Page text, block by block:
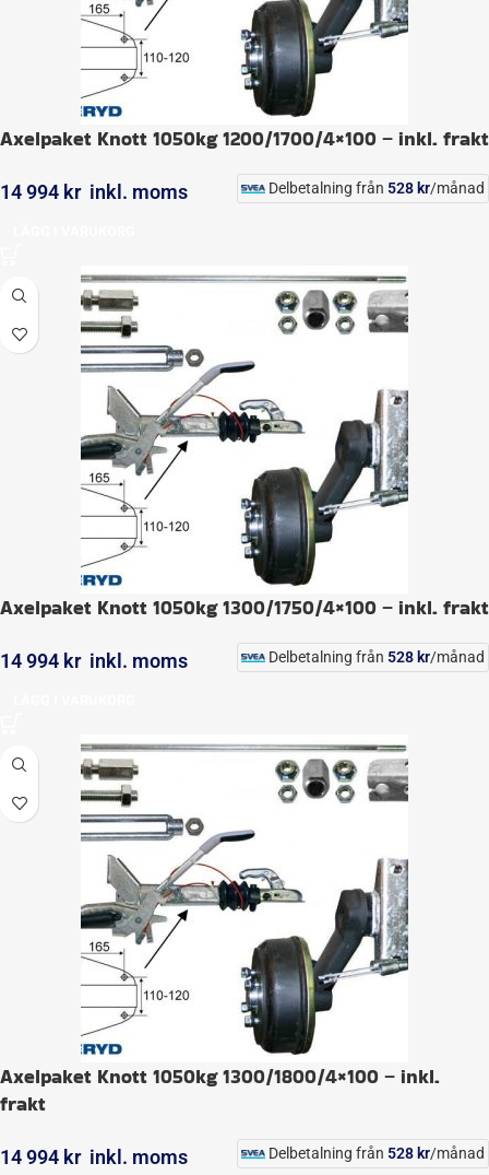
Axelpaket Knott 1050kg 1200/1700/4×100 – inkl. frakt
14 994 kr inkl. moms Delbetalning från 528 kr/månad
Axelpaket Knott 1050kg 1300/1750/4×100 – inkl. frakt
14 994 kr inkl. moms Delbetalning från 528 kr/månad
Axelpaket Knott 1050kg 1300/1800/4×100 – inkl.
frakt
14 994 kr inkl. moms Delbetalning från 528 kr/månad